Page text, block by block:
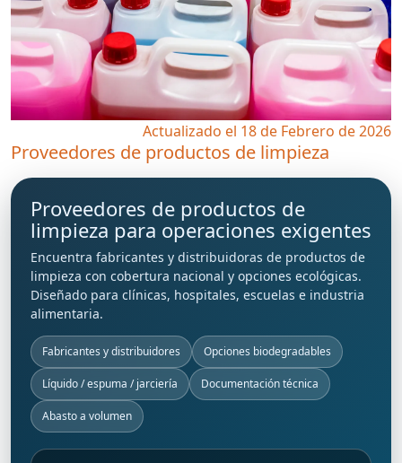
Actualizado el 18 de Febrero de 2026
Proveedores de productos de limpieza
Proveedores de productos de
limpieza para operaciones exigentes
Encuentra fabricantes y distribuidoras de productos de
limpieza con cobertura nacional y opciones ecológicas.
Diseñado para clínicas, hospitales, escuelas e industria
alimentaria.
Fabricantes y distribuidores Opciones biodegradables
Líquido / espuma / jarciería Documentación técnica
Abasto a volumen